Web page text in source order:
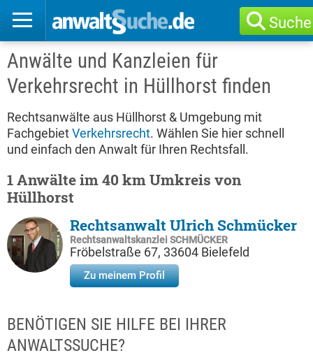
Suche
Anwälte und Kanzleien für
Verkehrsrecht in Hüllhorst finden
Rechtsanwälte aus Hüllhorst & Umgebung mit
FachgebietVerkehrsrecht. Wählen Sie hier schnell
und einfach den Anwalt für Ihren Rechtsfall.
1 Anwälte im 40 km Umkreis von
Hüllhorst
Rechtsanwalt Ulrich Schmücker
Rechtsanwaltskanzlei SCHMÜCKER
Fröbelstraße 67, 33604 Bielefeld
Zu meinem Profil
BENÖTIGEN SIE HILFE BEI IHRER
ANWALTSSUCHE?